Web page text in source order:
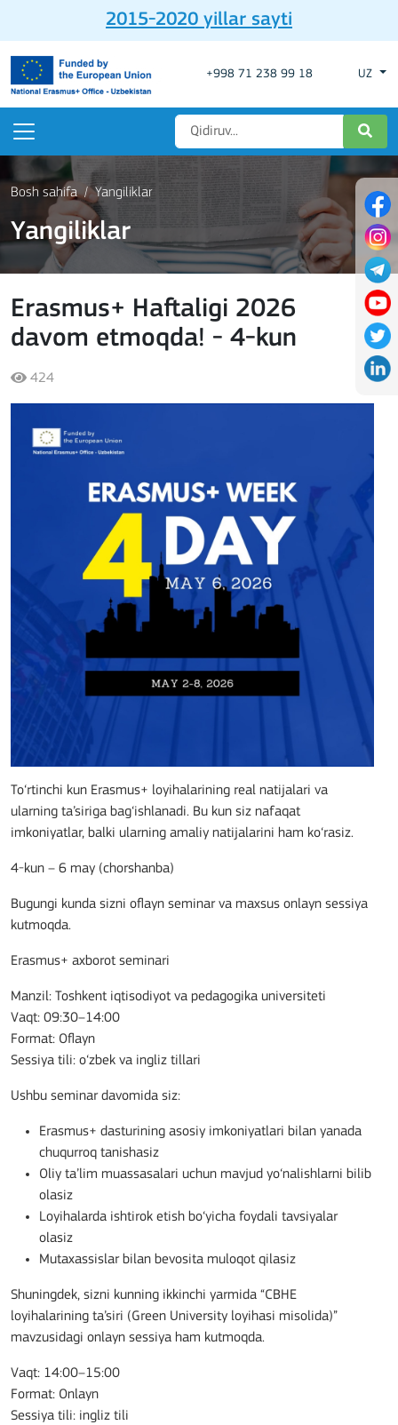
2015-2020 yillar sayti
+998 71 238 99 18 UZ
Bosh sahifa Yangiliklar
Yangiliklar
Erasmus+ Haftaligi 2026
davom etmoqda! - 4-kun
424
To‘rtinchi kun Erasmus+ loyihalarining real natijalari va
ularning ta’siriga bag‘ishlanadi. Bu kun siz nafaqat
imkoniyatlar, balki ularning amaliy natijalarini ham ko‘rasiz.
4-kun – 6 may (chorshanba)
Bugungi kunda sizni oflayn seminar va maxsus onlayn sessiya
kutmoqda.
Erasmus+ axborot seminari
Manzil: Toshkent iqtisodiyot va pedagogika universiteti
Vaqt: 09:30–14:00
Format: Oflayn
Sessiya tili: o‘zbek va ingliz tillari
Ushbu seminar davomida siz:
Erasmus+ dasturining asosiy imkoniyatlari bilan yanada
chuqurroq tanishasiz
Oliy ta’lim muassasalari uchun mavjud yo‘nalishlarni bilib
olasiz
Loyihalarda ishtirok etish bo‘yicha foydali tavsiyalar
olasiz
Mutaxassislar bilan bevosita muloqot qilasiz
Shuningdek, sizni kunning ikkinchi yarmida “CBHE
loyihalarining ta’siri (Green University loyihasi misolida)”
mavzusidagi onlayn sessiya ham kutmoqda.
Vaqt: 14:00–15:00
Format: Onlayn
Sessiya tili: ingliz tili